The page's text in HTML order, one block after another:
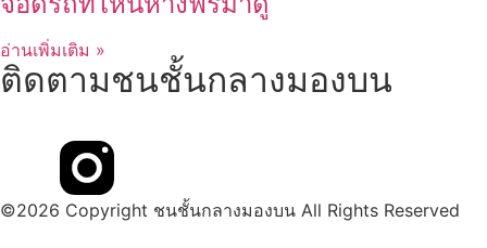
อ่านเพิ่มเติม »
ติดตามชนชั้นกลางมองบน
©2026 Copyright ชนชั้นกลางมองบน All Rights Reserved